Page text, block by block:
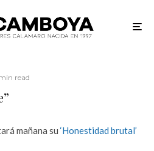
read
mañana su ‘Honestidad brutal’